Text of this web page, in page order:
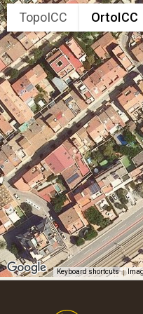
TopoICC OrtoICC
Keyboard shortcuts